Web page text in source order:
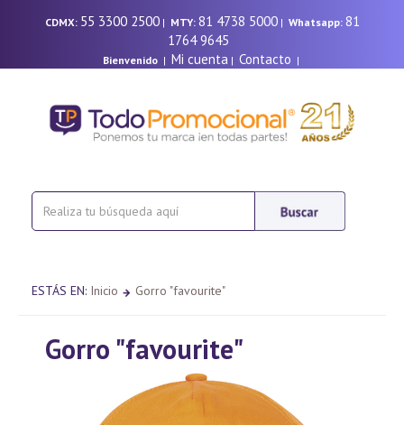
CDMX: 55 3300 2500| MTY: 81 4738 5000| Whatsapp: 81
1764 9645
Bienvenido| Mi cuenta | Contacto |
ESTÁS EN: Inicio Gorro "favourite"
Gorro "favourite"